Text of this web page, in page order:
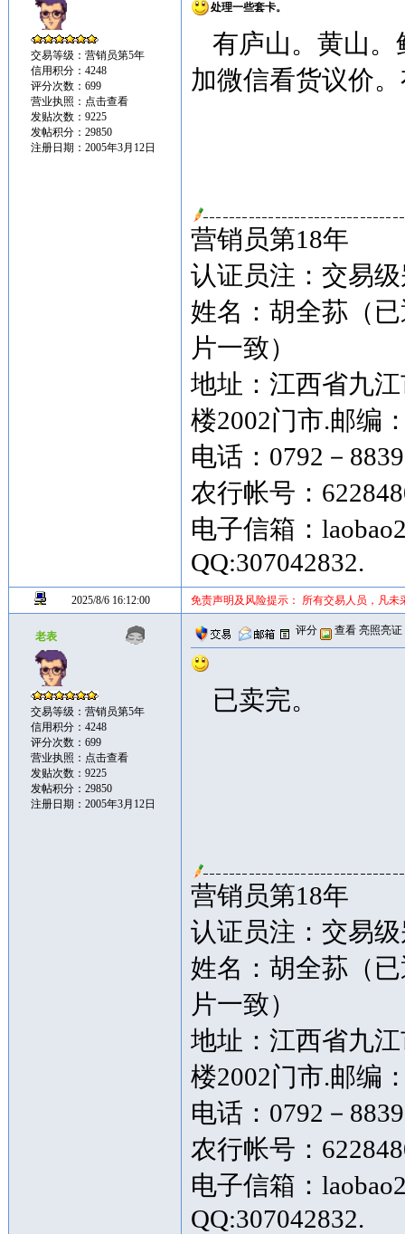
交易等级：营销员第5年
信用积分：4248
评分次数：699
营业执照： 点击查看
发贴次数：9225
发帖积分：29850
注册日期：2005年3月12日
处理一些套卡。
有庐山。黄山
加微信看货议价
营销员第18年
认证员注：交易
姓名：胡全荪（
片一致）
地址：江西省九
楼2002门市.邮编
电话：0792－
农行帐号：
电子信箱：
QQ:307042832.
2025/8/6 16:12:00 免责声明及风险提示： 所有交易人员，凡
老表
交易等级：营销员第5年
信用积分：4248
评分次数：699
营业执照： 点击查看
发贴次数：9225
发帖积分：29850
注册日期：2005年3月12日
评分 查看 亮照亮证
已卖完。
营销员第18年
认证员注：交易
姓名：胡全荪（
片一致）
地址：江西省九
楼2002门市.邮编
电话：0792－
农行帐号：
电子信箱：
QQ:307042832.